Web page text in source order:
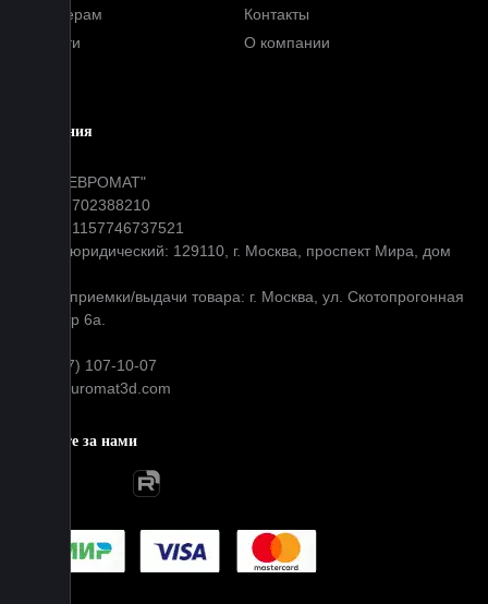
Партнерам
Контакты
Новости
О компании
Компания
ООО "ЕВРОМАТ"
ИНН: 7702388210
ОГРН: 1157746737521
Адрес юридический: 129110, г. Москва, проспект Мира, дом
Адрес приемки/выдачи товара: г. Москва, ул. Скотопрогонная
д 35 стр 6а.
+7 (977) 107-10-07
info@euromat3d.com
Следите за нами